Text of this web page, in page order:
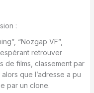
:
“Nozgap VF”,
retrouver
de films, classement par
que l’adresse a pu
par un clone.